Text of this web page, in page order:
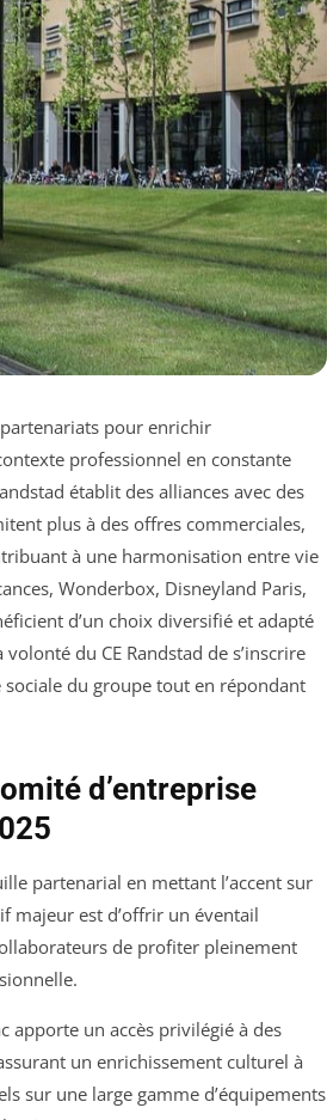
pour enrichir
professionnel en constante
établit des alliances avec des
plus à des offres commerciales,
à une harmonisation entre vie
Wonderbox, Disneyland Paris,
d’un choix diversifié et adapté
du CE Randstad de s’inscrire
du groupe tout en répondant
d’entreprise
partenarial en mettant l’accent sur
majeur est d’offrir un éventail
de profiter pleinement
apporte un accès privilégié à des
un enrichissement culturel à
sur une large gamme d’équipements